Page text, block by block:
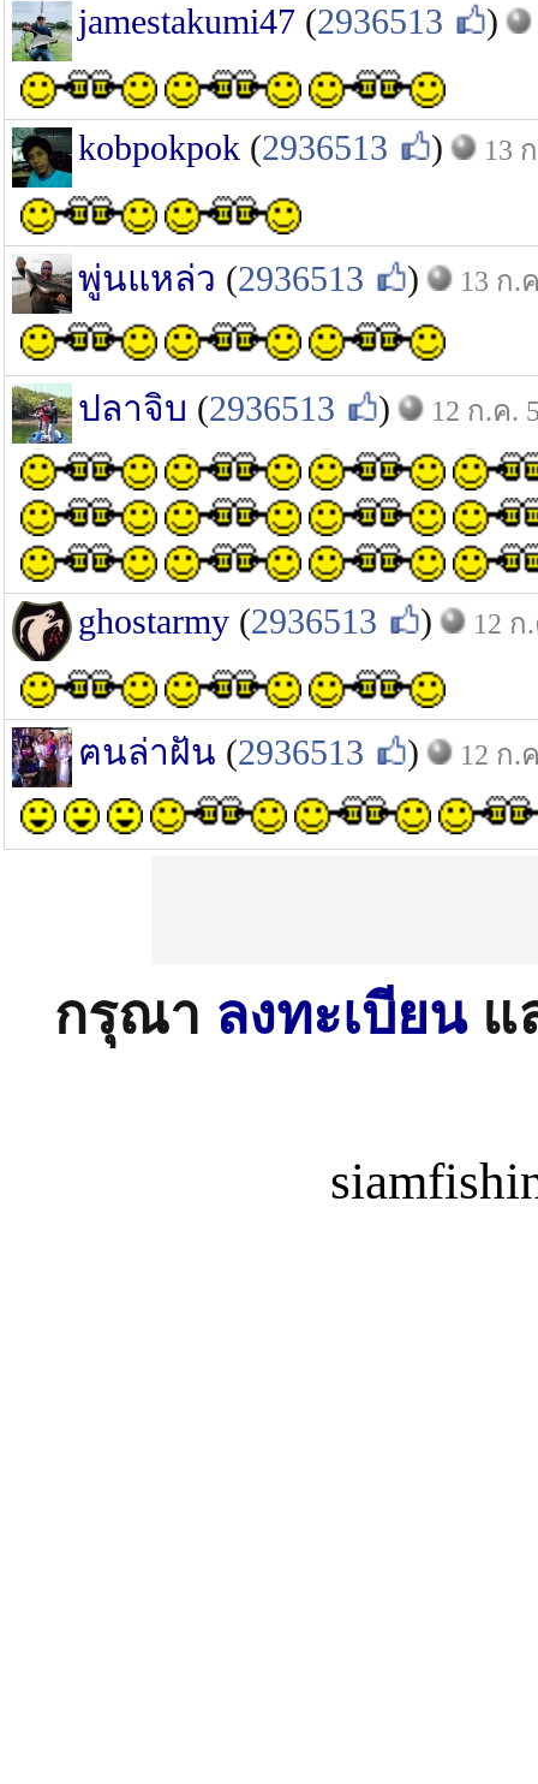
jamestakumi47 (2936513 )
kobpokpok (2936513 ) 13
พู่นแหล่ว (2936513 ) 13 ก.
ปลาจิบ (2936513 ) 12 ก.ค.
ghostarmy (2936513 ) 12 ก
ฅนล่าฝัน (2936513 ) 12 ก.
กรุณา ลงทะเบียนแ